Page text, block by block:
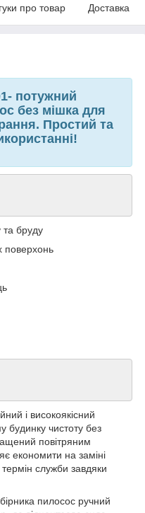
про товар Доставка
потужний
без мішка для
Простий та
бруду
поверхонь
і високоякісний
будинку чистоту без
повітряним
економити на заміні
служби завдяки
пилосос ручний